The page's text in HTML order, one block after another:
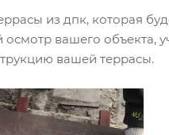
из дпк, которая
вашего объекта,
вашей террасы.